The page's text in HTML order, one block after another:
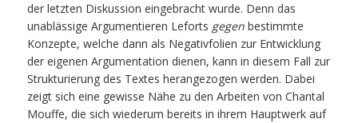
der letzten Diskussion eingebracht wurde. Denn das
unablässige Argumentieren Leforts gegen bestimmte
Konzepte, welche dann als Negativfolien zur Entwicklung
der eigenen Argumentation dienen, kann in diesem Fall zur
Strukturierung des Textes herangezogen werden. Dabei
zeigt sich eine gewisse Nähe zu den Arbeiten von Chantal
Mouffe, die sich wiederum bereits in ihrem Hauptwerk auf